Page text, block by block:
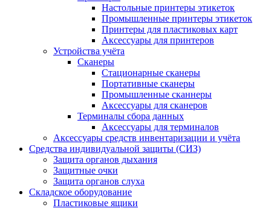
Настольные принтеры этикеток
Промышленные принтеры этикеток
Принтеры для пластиковых карт
Аксессуары для принтеров
Устройства учёта
Сканеры
Стационарные сканеры
Портативные сканеры
Промышленные сканнеры
Аксессуары для сканеров
Терминалы сбора данных
Аксессуары для терминалов
Аксессуары средств инвентаризации и учёта
Средства индивидуальной защиты (СИЗ)
Защита органов дыхания
Защитные очки
Защита органов слуха
Складское оборудование
Пластиковые ящики